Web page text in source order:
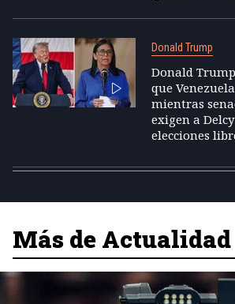
Donald Trump
Donald
que
mientras
exigen a
elecciones
Más de Actualidad